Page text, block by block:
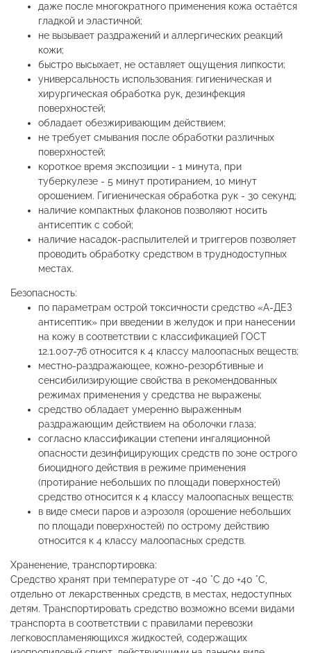
даже после многократного применения кожа остаётся
гладкой и эластичной;
не вызывает раздражений и аллергических реакций
кожи;
быстро высыхает, не оставляет ощущения липкости;
универсальность использования: гигиеническая и
хирургическая обработка рук, дезинфекция
поверхностей;
обладает обезжиривающим действием;
не требует смывания после обработки различных
поверхностей;
короткое время экспозиции - 1 минута, при
туберкулезе - 5 минут протиранием, 10 минут
орошением. Гигиеническая обработка рук - 30 секунд;
наличие компактных флаконов позволяют носить
антисептик с собой;
наличие насадок-распылителей и триггеров позволяет
проводить обработку средством в труднодоступных
местах.
Безопасность:
по параметрам острой токсичности средство «А-ДЕЗ
антисептик» при введении в желудок и при нанесении
на кожу в соответствии с классификацией ГОСТ
12.1.007-76 относится к 4 классу малоопасных веществ;
местно-раздражающее, кожно-резорбтивные и
сенсибилизирующие свойства в рекомендованных
режимах применения у средства не выражены;
средство обладает умеренно выраженным
раздражающим действием на оболочки глаза;
согласно классификации степени ингаляционной
опасности дезинфицирующих средств по зоне острого
биоцидного действия в режиме применения
(протирание небольших по площади поверхностей)
средство относится к 4 классу малоопасных веществ;
в виде смеси паров и аэрозоля (орошение небольших
по площади поверхностей) по острому действию
относится к 4 классу малоопасных средств.
Храненение, транспортировка:
Средство хранят при температуре от -40 °С до +40 °С,
отдельно от лекарственных средств, в местах, недоступных
детям. Транспортировать средство возможно всеми видами
транспорта в соответствии с правилами перевозки
легковоспламеняющихся жидкостей, содержащих